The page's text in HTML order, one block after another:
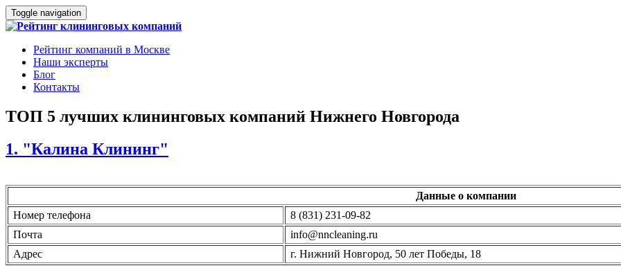
Toggle navigation
Рейтинг компаний в Москве
Наши эксперты
Блог
Контакты
ТОП 5 лучших клининговых компаний Нижнего Новгорода
1. "Калина Клининг"
Данные о компании
Номер телефона
8 (831) 231-09-82
Почта
info@nncleaning.ru
Адрес
г. Нижний Новгород, 50 лет Победы, 18